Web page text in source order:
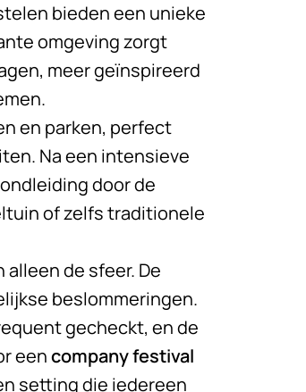
bieden een unieke
omgeving zorgt
meer geïnspireerd
en parken, perfect
Na een intensieve
door de
of zelfs traditionele
de sfeer. De
beslommeringen.
gecheckt, en de
eencompany festival
setting die iedereen